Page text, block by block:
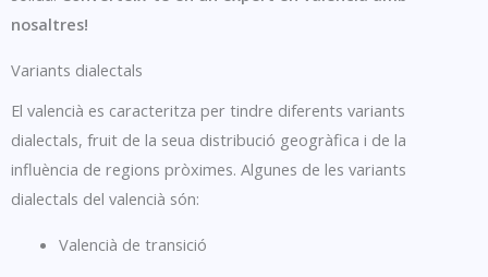
nosaltres!
Variants dialectals
El valencià es caracteritza per tindre diferents variants
dialectals, fruit de la seua distribució geogràfica i de la
influència de regions pròximes. Algunes de les variants
dialectals del valencià són:
Valencià de transició